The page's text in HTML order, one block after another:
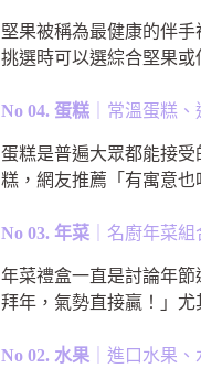
堅果被稱為最健康的伴
挑選時可以選綜合堅果或
No 04. 蛋糕 ｜常溫蛋糕
蛋糕是普遍大眾都能接
糕，網友推薦「有寓意
No 03. 年菜 ｜名廚年菜
年菜禮盒一直是討論年
拜年，氣勢直接贏！」
No 02. 水果 ｜進口水果